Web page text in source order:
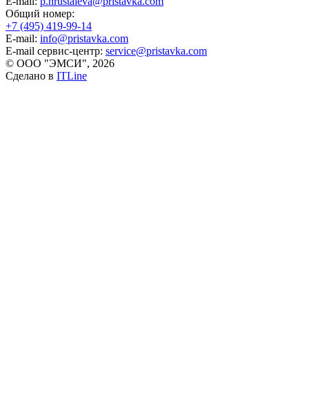
Общий номер:
+7 (495) 419-99-14
E-mail: info@pristavka.com
E-mail сервис-центр: service@pristavka.com
© ООО "ЭМСИ", 2026
Сделано в ITLine